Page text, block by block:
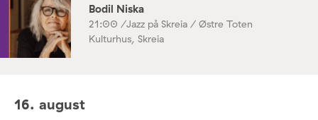
Bodil Niska
21:00 /Jazz på Skreia / Østre Toten
Kulturhus, Skreia
16. august